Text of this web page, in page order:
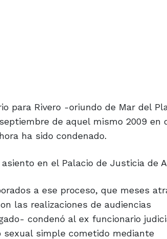
para Rivero -oriundo de Mar del
de aquel mismo 2009 en
ha sido condenado.
en el Palacio de Justicia de
a ese proceso, que meses
las realizaciones de audiencias
condenó al ex funcionario
simple cometido mediante